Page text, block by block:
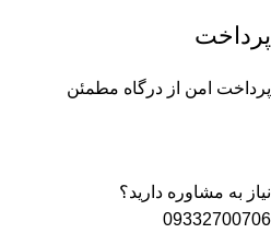
پرداخت
پرداخت امن از درگاه مطمئن
نیاز به مشاوره دارید؟
09332700706